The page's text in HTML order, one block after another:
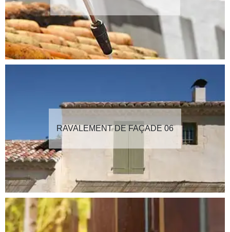
RAVALEMENT DE FAÇADE 06